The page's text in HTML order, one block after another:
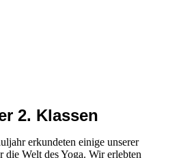
2. Klassen
erkundeten einige unserer
die Welt des Yoga. Wir erlebten